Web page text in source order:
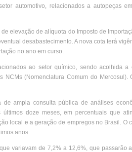
automotivo, relacionados a autopeças
elevação de alíquota do Imposto de
desabastecimento. A nova cota terá
no ano em curso.
ao setor químico, sendo acolhida
NCMs (Nomenclatura Comum do
de ampla consulta pública de análises
últimos doze meses, em percentuais que
local e a geração de empregos no Brasil. O
anos.
variavam de 7,2% a 12,6%, que passarão